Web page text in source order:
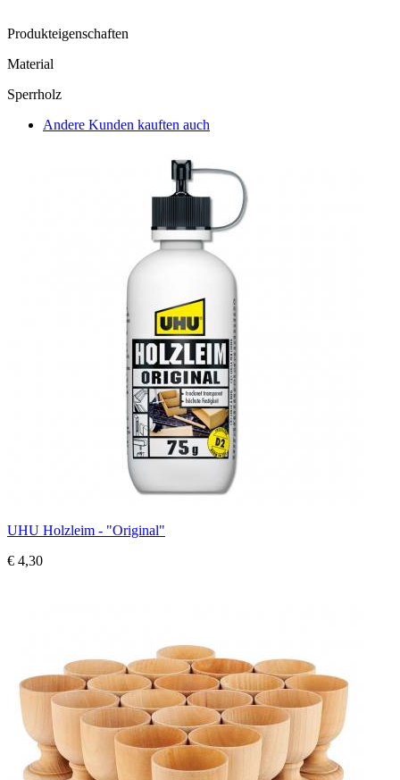
Produkteigenschaften
Material
Sperrholz
Andere Kunden kauften auch
UHU Holzleim - "Original"
€ 4,30